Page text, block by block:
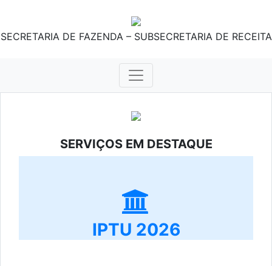
SECRETARIA DE FAZENDA – SUBSECRETARIA DE RECEITA
SERVIÇOS EM DESTAQUE
IPTU 2026